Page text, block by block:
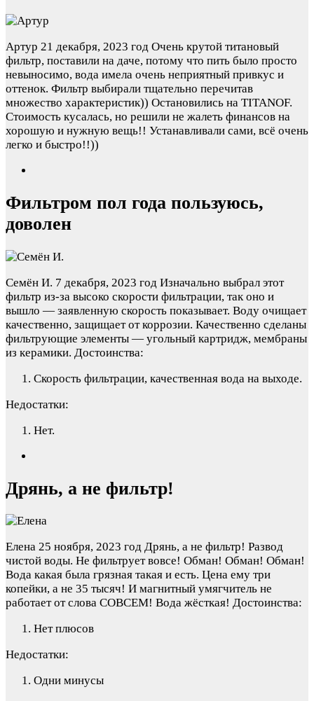
Артур 21 декабря, 2023 год Очень крутой титановый
фильтр, поставили на даче, потому что пить было просто
невыносимо, вода имела очень неприятный привкус и
оттенок. Фильтр выбирали тщательно перечитав
множество характеристик)) Остановились на TITANOF.
Стоимость кусалась, но решили не жалеть финансов на
хорошую и нужную вещь!! Устанавливали сами, всё очень
легко и быстро!!))
Фильтром пол года пользуюсь,
доволен
Семён И. 7 декабря, 2023 год Изначально выбрал этот
фильтр из-за высоко скорости фильтрации, так оно и
вышло — заявленную скорость показывает. Воду очищает
качественно, защищает от коррозии. Качественно сделаны
фильтрующие элементы — угольный картридж, мембраны
из керамики. Достоинства:
Скорость фильтрации, качественная вода на выходе.
Недостатки:
Нет.
Дрянь, а не фильтр!
Елена 25 ноября, 2023 год Дрянь, а не фильтр! Развод
чистой воды. Не фильтрует вовсе! Обман! Обман! Обман!
Вода какая была грязная такая и есть. Цена ему три
копейки, а не 35 тысяч! И магнитный умягчитель не
работает от слова СОВСЕМ! Вода жёсткая! Достоинства:
Нет плюсов
Недостатки:
Одни минусы